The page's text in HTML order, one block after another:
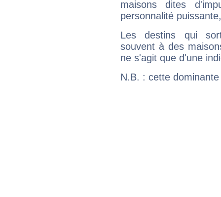
maisons dites
personnalité
Les destins qui
souvent à des
ne s'agit que d'une
N.B. : cette